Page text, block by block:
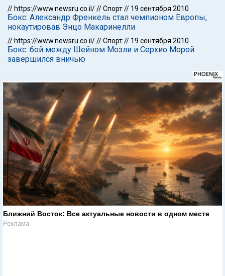
// https://www.newsru.co.il///Спорт// 19 сентября 2010
Бокс: Александр Френкель стал чемпионом Европы,
нокаутировав Энцо Макаринелли
// https://www.newsru.co.il///Спорт// 19 сентября 2010
Бокс: бой между Шейном Мозли и Серхио Морой
завершился вничью
Ближний Восток: Все актуальные новости в одном месте
Реклама